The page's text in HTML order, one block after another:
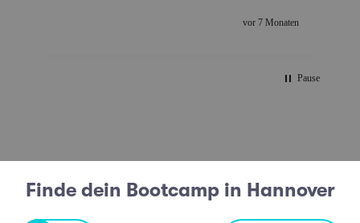
vor 7 Monaten
Pause
Finde dein Bootcamp in Hannover